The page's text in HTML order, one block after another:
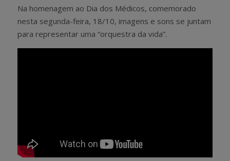
Na homenagem ao Dia dos Médicos, comemorado
nesta segunda-feira, 18/10, imagens e sons se juntam
para representar uma “orquestra da vida”.